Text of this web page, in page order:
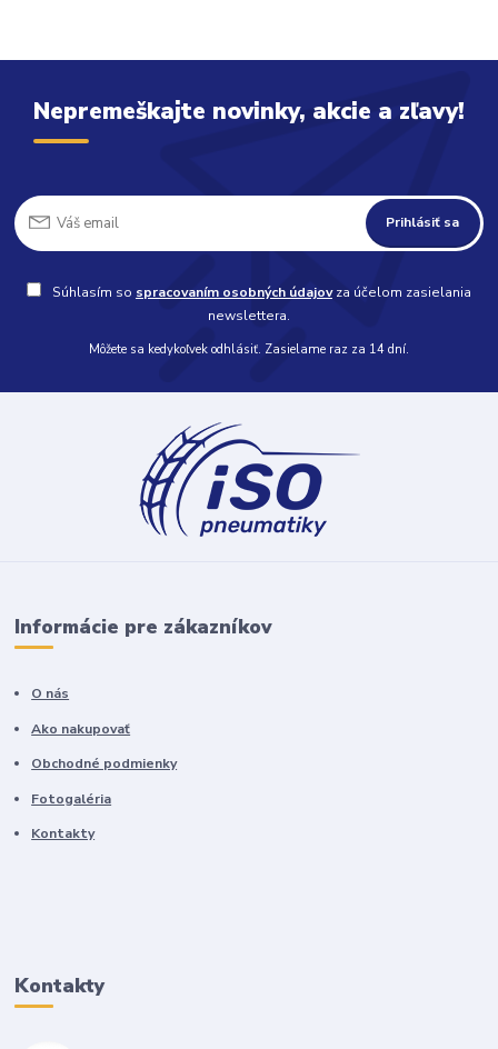
Nepremeškajte novinky, akcie a zľavy!
Prihlásiť sa
Súhlasím so spracovaním osobných údajovza účelom zasielania
newslettera.
Môžete sa kedykoľvek odhlásiť. Zasielame raz za 14 dní.
Informácie pre zákazníkov
O nás
Ako nakupovať
Obchodné podmienky
Fotogaléria
Kontakty
Kontakty